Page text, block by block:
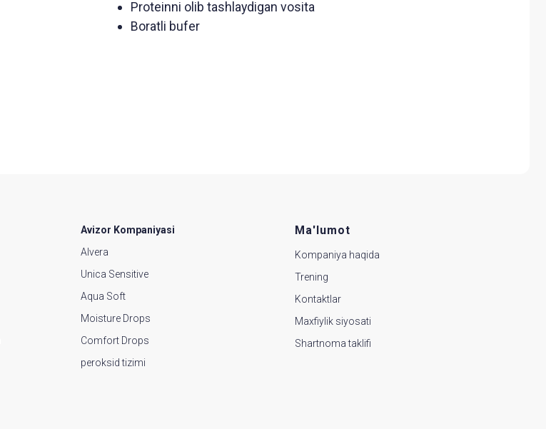
Avizor Kompaniyasi
Alvera
Unica Sensitive
Aqua Soft
Moisture Drops
Comfort Drops
peroksid tizimi
Ma'lumot
Kompaniya haqida
Trening
Kontaktlar
Maxfiylik siyosati
Shartnoma taklifi